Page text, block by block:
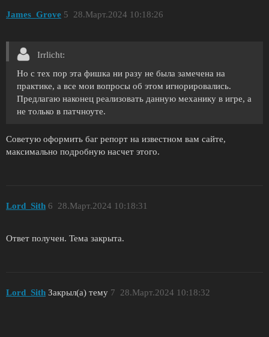
James_Grove 28.Март.2024 10:18:26
5
Irrliсht:
Но с тех пор эта фишка ни разу не была замечена на
практике, а все мои вопросы об этом игнорировались.
Предлагаю наконец реализовать данную механику в игре, а
не только в патчноуте.
Советую оформить баг репорт на известном вам сайте,
максимально подробную насчет этого.
Lord_Sith 28.Март.2024 10:18:31
6
Ответ получен. Тема закрыта.
Lord_Sith Закрыл(а) тему 28.Март.2024 10:18:32
7